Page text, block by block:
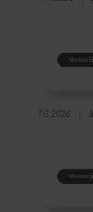
7.6.2026